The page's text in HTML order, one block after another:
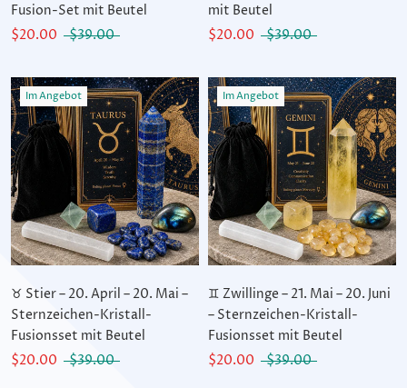
Fusion-Set mit Beutel
$20.00
$39.00
mit Beutel
$20.00
$39.00
Im Angebot
♉ Stier – 20. April – 20. Mai –
Sternzeichen-Kristall-
Fusionsset mit Beutel
$20.00
$39.00
Im Angebot
♊ Zwillinge – 21. Mai – 20. Juni
– Sternzeichen-Kristall-
Fusionsset mit Beutel
$20.00
$39.00